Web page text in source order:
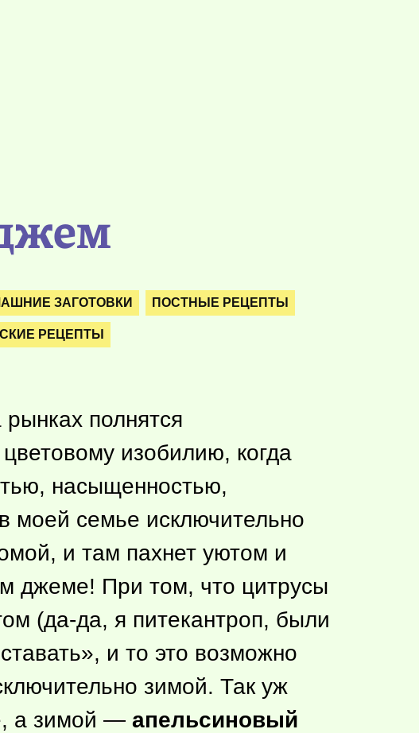
ЗАГОТОВКИ ПОСТНЫЕ РЕЦЕПТЫ
РЕЦЕПТЫ
полнятся
изобилию, когда
насыщенностью,
моей семье исключительно
и там пахнет уютом и
джеме! При том, что цитрусы
(да-да, я питекантроп, были
и то это возможно
зимой. Так уж
а зимой — апельсиновый